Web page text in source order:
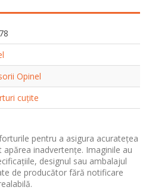
Opinel
cuțite
pentru a asigura acuratețea
inadvertențe. Imaginile au
designul sau ambalajul
de producător fără notificare